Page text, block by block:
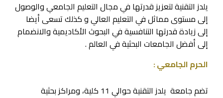
يلدز التقنية لتعزيز قدرتها في مجال التعليم الجامعي والوصول
إلى مستوى مماثل في التعليم العالي و كذلك تسعى أيضا
إلى زيادة قدرتها التنافسية في البحوث الأكاديمية والانضمام
إلى أفضل الجامعات البحثية في العالم .
الحرم الجامعي :
تضم جامعة يلدز التقنية حوالي 11 كلية، ومراكز بحثية